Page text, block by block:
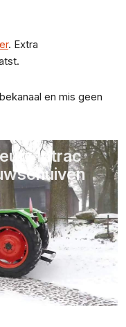
. Extra
en mis geen
Intrac